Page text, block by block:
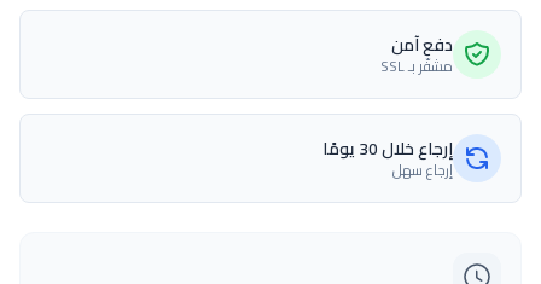
دفع آمن
مشفّر بـ SSL
إرجاع خلال 30 يومًا
إرجاع سهل